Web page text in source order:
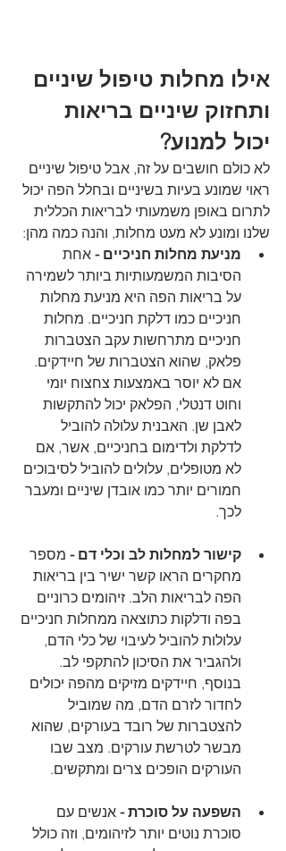
אילו מחלות טיפול שיניים
ותחזוק שיניים בריאות
יכול למנוע?
לא כולם חושבים על זה, אבל טיפול שיניים
ראוי שמונע בעיות בשיניים ובחלל הפה יכול
לתרום באופן משמעותי לבריאות הכללית
שלנו ומונע לא מעט מחלות, והנה כמה מהן:
מניעת מחלות חניכיים - אחת
הסיבות המשמעותיות ביותר לשמירה
על בריאות הפה היא מניעת מחלות
חניכיים כמו דלקת חניכיים. מחלות
חניכיים מתרחשות עקב הצטברות
פלאק, שהוא הצטברות של חיידקים.
אם לא יוסר באמצעות צחצוח יומי
וחוט דנטלי, הפלאק יכול להתקשות
לאבן שן. האבנית עלולה להוביל
לדלקת ולדימום בחניכיים, אשר, אם
לא מטופלים, עלולים להוביל לסיבוכים
חמורים יותר כמו אובדן שיניים ומעבר
לכך.
קישור למחלות לב וכלי דם - מספר
מחקרים הראו קשר ישיר בין בריאות
הפה לבריאות הלב. זיהומים כרוניים
בפה ודלקות כתוצאה ממחלות חניכיים
עלולות להוביל לעיבוי של כלי הדם,
ולהגביר את הסיכון להתקפי לב.
בנוסף, חיידקים מזיקים מהפה יכולים
לחדור לזרם הדם, מה שמוביל
להצטברות של רובד בעורקים, שהוא
מבשר לטרשת עורקים. מצב שבו
העורקים הופכים צרים ומתקשים.
השפעה על סוכרת - אנשים עם
סוכרת נוטים יותר לזיהומים, וזה כולל